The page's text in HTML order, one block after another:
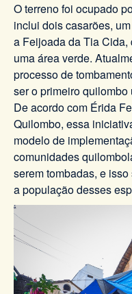
O terreno foi ocupado
inclui dois casarões,
a Feijoada da Tia Cida,
uma área verde.
processo de
ser o primeiro
De acordo com Érida
Quilombo, essa
modelo de
comunidades
serem tombadas, e
a população desses